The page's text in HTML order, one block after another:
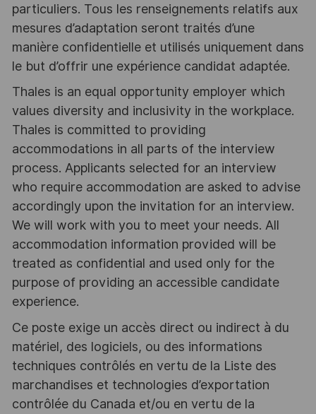
particuliers. Tous les renseignements relatifs aux
mesures d’adaptation seront traités d’une
manière confidentielle et utilisés uniquement dans
le but d’offrir une expérience candidat adaptée.
Thales is an equal opportunity employer which
values diversity and inclusivity in the workplace.
Thales is committed to providing
accommodations in all parts of the interview
process. Applicants selected for an interview
who require accommodation are asked to advise
accordingly upon the invitation for an interview.
We will work with you to meet your needs. All
accommodation information provided will be
treated as confidential and used only for the
purpose of providing an accessible candidate
experience.
Ce poste exige un accès direct ou indirect à du
matériel, des logiciels, ou des informations
techniques contrôlés en vertu de la Liste des
marchandises et technologies d’exportation
contrôlée du Canada et/ou en vertu de la